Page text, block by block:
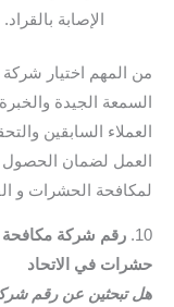
الإصابة بالقراد.
من المهم اختيار
السمعة الجيدة
العملاء السابقين
العمل لضمان
لمكافحة الحشرات و
10. رقم شركة مكافحة
حشرات في الاتحاد
هل تبحثين عن رقم